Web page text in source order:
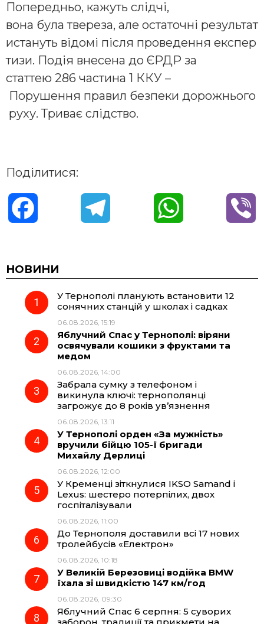
Попередньо, кажуть слідчі,
вона була твереза, але остаточні результат
истануть відомі після проведення експер
тизи. Подія внесена до ЄРДР за
статтею 286 частина 1 ККУ –
Порушення правил безпеки дорожнього
руху. Триває слідство.
Поділитися:
c
e
o
o
e
g
a
t
p
НОВИНИ
У Тернополі планують встановити 12
сонячних станцій у школах і садках
06.08.2026, 15:19
Яблучний Спас у Тернополі: віряни
освячували кошики з фруктами та
медом
06.08.2026, 14:00
Забрала сумку з телефоном і
викинула ключі: тернополянці
загрожує до 8 років ув’язнення
06.08.2026, 13:11
У Тернополі орден «За мужність»
вручили бійцю 105-ї бригади
Михайлу Дерлиці
06.08.2026, 12:00
У Кременці зіткнулися IKSO Samand і
Lexus: шестеро потерпілих, двох
госпіталізували
06.08.2026, 11:00
До Тернополя доставили всі 17 нових
тролейбусів «Електрон»
06.08.2026, 10:18
У Великій Березовиці водійка BMW
їхала зі швидкістю 147 км/год
06.08.2026, 09:30
Яблучний Спас 6 серпня: 5 суворих